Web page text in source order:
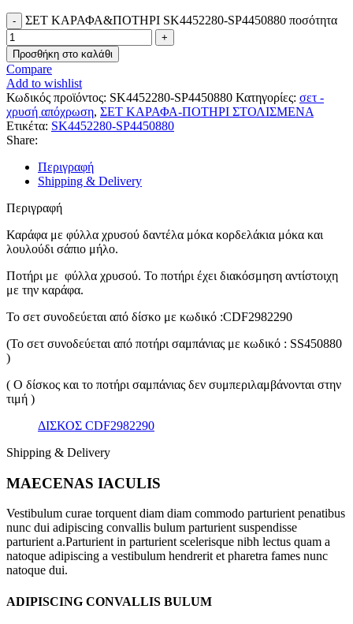
ΣΕΤ ΚΑΡΑΦΑ&ΠΟΤΗΡΙ SK4452280-SP4450880 ποσότητα
Προσθήκη στο καλάθι
Compare
Add to wishlist
Κωδικός προϊόντος: SK4452280-SP4450880 Κατηγορίες: σετ -
χρυσή απόχρωση, ΣΕΤ ΚΑΡΑΦΑ-ΠΟΤΗΡΙ ΣΤΟΛΙΣΜΕΝΑ
Ετικέτα: SK4452280-SP4450880
Share:
Περιγραφή
Shipping & Delivery
Περιγραφή
Καράφα με φύλλα χρυσού δαντέλα μόκα κορδελάκια μόκα και
λουλούδι σάπιο μήλο.
Ποτήρι με φύλλα χρυσού. Το ποτήρι έχει διακόσμηση αντίστοιχη
με την καράφα.
Το σετ συνοδεύεται από δίσκο με κωδικό :CDF2982290
(Το σετ συνοδεύεται από ποτήρι σαμπάνιας με κωδικό : SS450880
)
( Ο δίσκος και το ποτήρι σαμπάνιας δεν συμπεριλαμβάνονται στην
τιμή )
ΔΙΣΚΟΣ CDF2982290
Shipping & Delivery
MAECENAS IACULIS
Vestibulum curae torquent diam diam commodo parturient penatibus
nunc dui adipiscing convallis bulum parturient suspendisse
parturient a.Parturient in parturient scelerisque nibh lectus quam a
natoque adipiscing a vestibulum hendrerit et pharetra fames nunc
natoque dui.
ADIPISCING CONVALLIS BULUM